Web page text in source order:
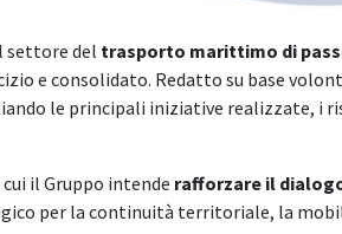
settore del trasporto marittimo di
e consolidato. Redatto su base
le principali iniziative
il Gruppo intende rafforzare il
per la continuità territoriale, la